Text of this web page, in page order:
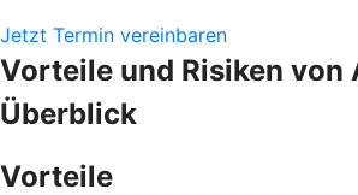
Jetzt Termin vereinbaren
Vorteile und Risiken von
Überblick
Vorteile